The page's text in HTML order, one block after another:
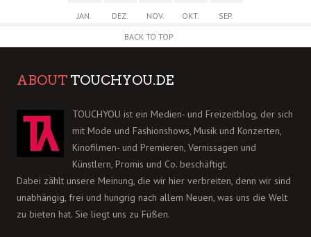
JAN. DEZ. NOV. OKT.
SEP.
BACK TO TOP
ABOUT TOUCHYOU.DE
TOUCHYOU ist ein Medien- und Freizeitblog, der sich
mit Mode und Fashionshows, Musik und Konzerten,
Kinofilmen- und Premieren, Vernissagen und
Künstlern, Promis und Co. beschäftigt.
Dabei zählt unsere Meinung, die wir hier verbreiten, denn wir sind
unabhängig, frei und hungrig nach allem Neuen, was uns die Welt
zu bieten hat. Sie liegt uns zu Füßen.